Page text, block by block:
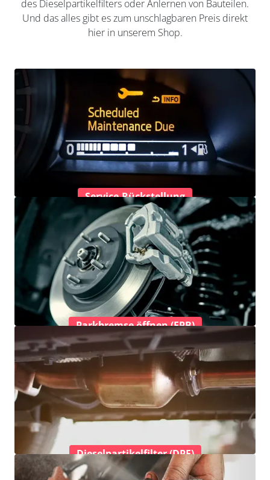
des Dieselpartikelfilters oder Anlernen von Bauteilen.
Und das alles gibt es zum unschlagbaren Preis direkt
hier in unserem Shop.
Service-Rückstellung
Parkbremse öffnen (EPB)
Dieselpartikelfilter (DPF)